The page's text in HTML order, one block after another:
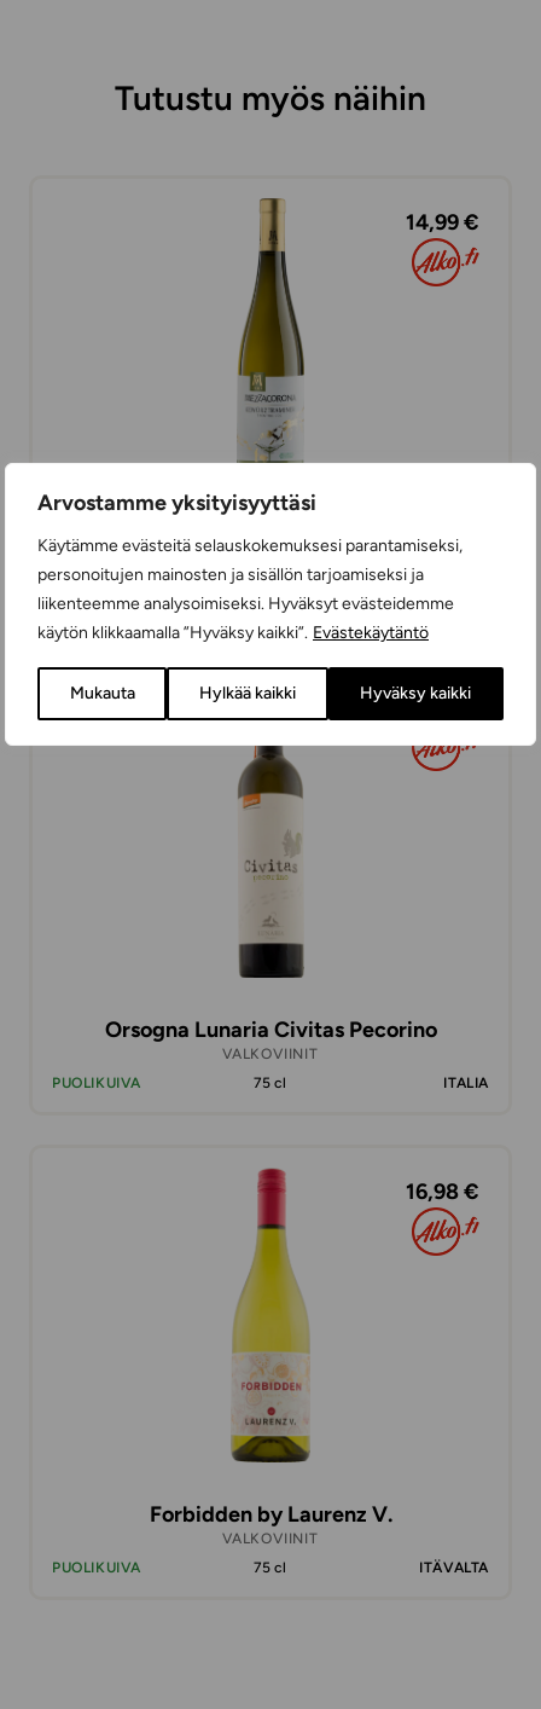
Arvostamme yksityisyyttäsi
Käytämme evästeitä selauskokemuksesi parantamiseksi,
personoitujen mainosten ja sisällön tarjoamiseksi ja
liikenteemme analysoimiseksi. Hyväksyt evästeidemme
käytön klikkaamalla ”Hyväksy kaikki”. Evästekäytäntö
Mukauta Hylkää kaikki Hyväksy kaikki
Tutustu myös näihin
14,99 €
Mezzacorona Gewürztraminer
VALKOVIINIT
KUIVA
75 cl ITALIA
15,98 €
Orsogna Lunaria Civitas Pecorino
VALKOVIINIT
PUOLIKUIVA
75 cl ITALIA
16,98 €
Forbidden by Laurenz V.
VALKOVIINIT
PUOLIKUIVA
75 cl ITÄVALTA